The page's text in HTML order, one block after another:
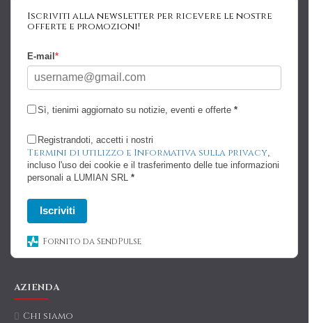
Iscriviti alla newsletter per ricevere le nostre
offerte e promozioni!
E-mail *
Sì, tienimi aggiornato su notizie, eventi e offerte *
Registrandoti, accetti i nostri
Termini di utilizzo e Informativa sulla privacy,
incluso l'uso dei cookie e il trasferimento delle tue informazioni
personali a LUMIAN SRL *
Iscriviti
Fornito da SendPulse
AZIENDA
Chi siamo